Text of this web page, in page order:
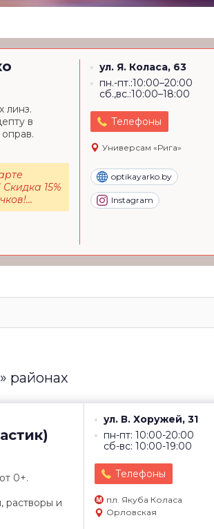
ул. Я. Коласа, 63
пн.-пт.:10:00–20:00
сб.,вс.:10:00–18:00
Телефоны
Универсам «Рига»
optikayarko.by
Instagram
линз.
в
15%
районах
ул. В. Хоружей, 31
пн-пт: 10:00-20:00
сб-вс: 10:00-19:00
Телефоны
пл. Якуба Коласа
Орловская
0+.
растворы и